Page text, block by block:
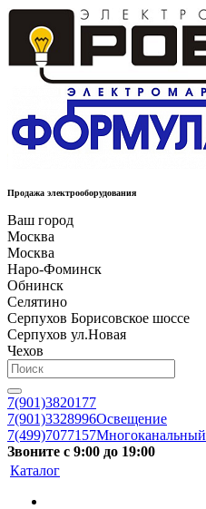
Продажа электрооборудования
Ваш город
Москва
Москва
Наро-Фоминск
Обнинск
Селятино
Серпухов Борисовское шоссе
Серпухов ул.Новая
Чехов
7(901)3820177
7(901)3328996Освещение
7(499)7077157Многоканальный
Звоните с 9:00 до 19:00
Каталог